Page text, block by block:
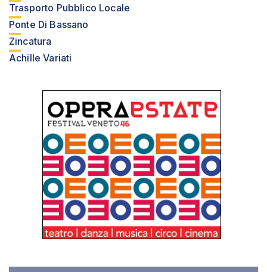
Trasporto Pubblico Locale
Ponte Di Bassano
Zincatura
Achille Variati